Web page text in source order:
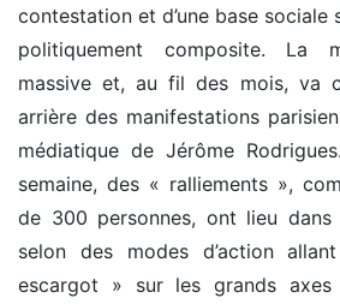
contestation et d’une base
politiquement composite. La
massive et, au fil des mois, va
arrière des manifestations
médiatique de Jérôme
semaine, des « ralliements »,
de 300 personnes, ont lieu dans
selon des modes d’action
escargot » sur les grands